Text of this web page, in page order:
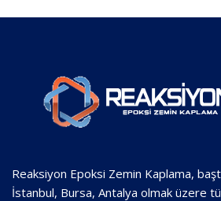
Reaksiyon Epoksi Zemin Kaplama,
İstanbul, Bursa, Antalya olmak üzere